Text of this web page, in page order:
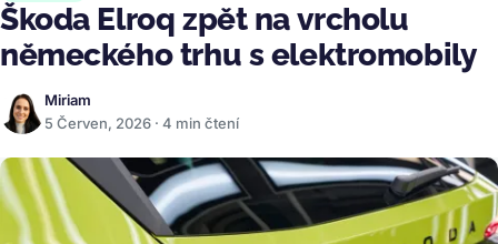
Škoda Elroq zpět na vrcholu
německého trhu s elektromobily
Miriam
5 Červen, 2026 · 4 min čtení